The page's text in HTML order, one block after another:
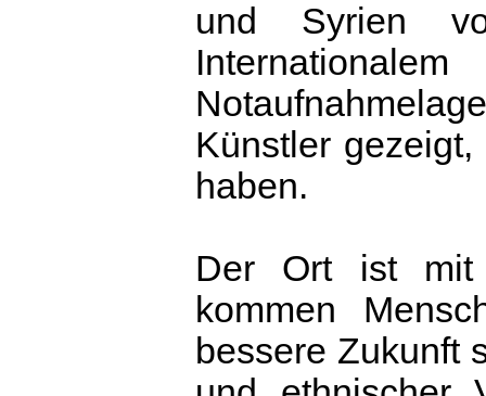
und Syrien
Künstler
haben.
Der Ort ist mit
kommen
bessere Zukunft